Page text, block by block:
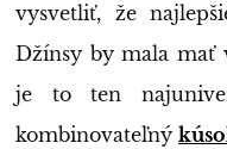
vysvetliť, že
Džínsy by mala mať
je to ten
kombinovateľný